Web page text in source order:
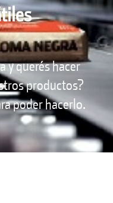
y querés hacer
productos?
poder hacerlo.